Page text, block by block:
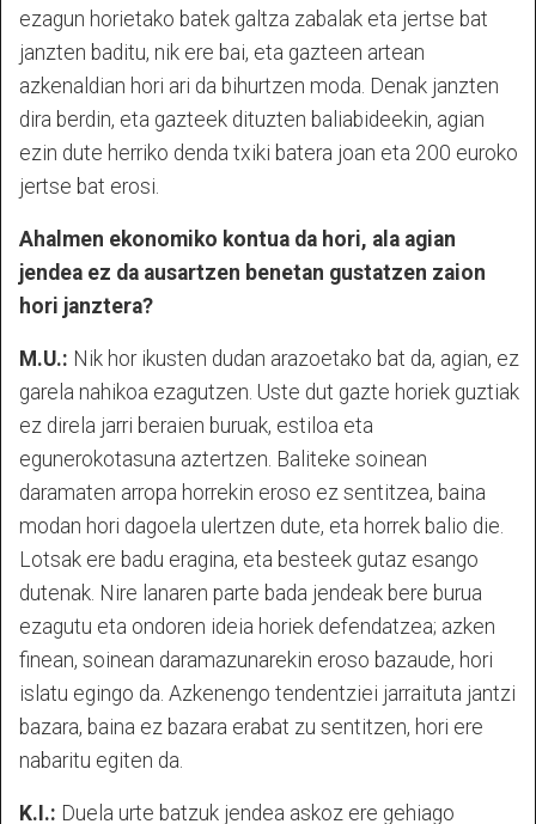
ezagun horietako batek galtza zabalak eta jertse bat
janzten baditu, nik ere bai, eta gazteen artean
azkenaldian hori ari da bihurtzen moda. Denak janzten
dira berdin, eta gazteek dituzten baliabideekin, agian
ezin dute herriko denda txiki batera joan eta 200 euroko
jertse bat erosi.
Ahalmen ekonomiko kontua da hori, ala agian
jendea ez da ausartzen benetan gustatzen zaion
hori janztera?
M.U.: Nik hor ikusten dudan arazoetako bat da, agian, ez
garela nahikoa ezagutzen. Uste dut gazte horiek guztiak
ez direla jarri beraien buruak, estiloa eta
egunerokotasuna aztertzen. Baliteke soinean
daramaten arropa horrekin eroso ez sentitzea, baina
modan hori dagoela ulertzen dute, eta horrek balio die.
Lotsak ere badu eragina, eta besteek gutaz esango
dutenak. Nire lanaren parte bada jendeak bere burua
ezagutu eta ondoren ideia horiek defendatzea; azken
finean, soinean daramazunarekin eroso bazaude, hori
islatu egingo da. Azkenengo tendentziei jarraituta jantzi
bazara, baina ez bazara erabat zu sentitzen, hori ere
nabaritu egiten da.
K.I.: Duela urte batzuk jendea askoz ere gehiago